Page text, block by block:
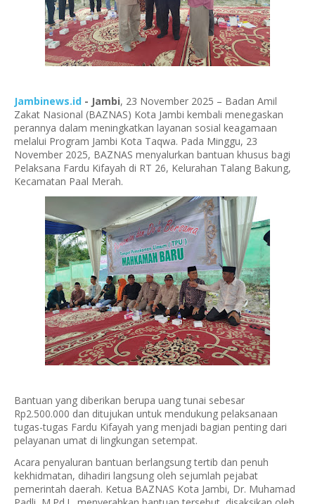
Jambinews.id - Jambi, 23 November 2025 – Badan Amil
Zakat Nasional (BAZNAS) Kota Jambi kembali menegaskan
perannya dalam meningkatkan layanan sosial keagamaan
melalui Program Jambi Kota Taqwa. Pada Minggu, 23
November 2025, BAZNAS menyalurkan bantuan khusus bagi
Pelaksana Fardu Kifayah di RT 26, Kelurahan Talang Bakung,
Kecamatan Paal Merah.
Bantuan yang diberikan berupa uang tunai sebesar
Rp2.500.000 dan ditujukan untuk mendukung pelaksanaan
tugas-tugas Fardu Kifayah yang menjadi bagian penting dari
pelayanan umat di lingkungan setempat.
Acara penyaluran bantuan berlangsung tertib dan penuh
kekhidmatan, dihadiri langsung oleh sejumlah pejabat
pemerintah daerah. Ketua BAZNAS Kota Jambi, Dr. Muhamad